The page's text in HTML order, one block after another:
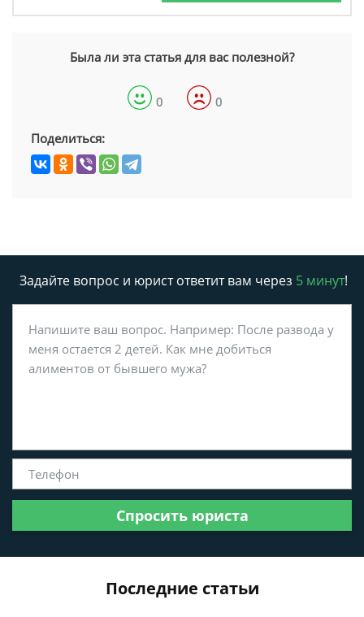
Была ли эта статья для вас полезной?
0 0
Поделиться:
Задайте вопрос и юрист ответит вам через 5 минут!
Спросить юриста
Последние статьи